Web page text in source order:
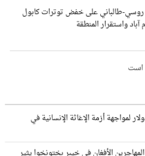
روسي-طالباني على خفض توترات كابول
واستقرار المنطقة
است
9 مليون دولار لمواجهة أزمة الإغاثة الإنسانية في
الأفغان في خيبر بختونخوا يثير